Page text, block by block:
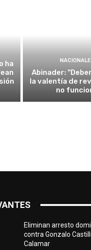
ha
Abinader:
la valentía de
no
Eliminan arresto
contra Gonzalo
Calamar